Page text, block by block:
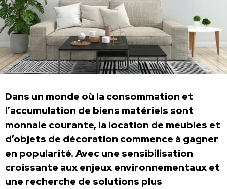
Dans un monde où la consommation et
l’accumulation de biens matériels sont
monnaie courante, la location de meubles et
d’objets de décoration commence à gagner
en popularité. Avec une sensibilisation
croissante aux enjeux environnementaux et
une recherche de solutions plus